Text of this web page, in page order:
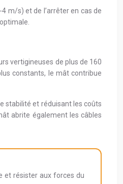
m/s) et de l’arrêter en cas de
vertigineuses de plus de 160
constants, le mât contribue
stabilité et réduisant les coûts
abrite également les câbles
et résister aux forces du